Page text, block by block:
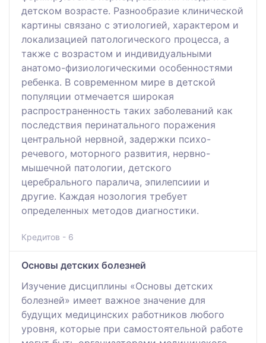
детском возрасте. Разнообразие клинической
картины связано с этиологией, характером и
локализацией патологического процесса, а
также с возрастом и индивидуальными
анатомо-физиологическими особенностями
ребенка. В современном мире в детской
популяции отмечается широкая
распространенность таких заболеваний как
последствия перинатального поражения
центральной нервной, задержки психо-
речевого, моторного развития, нервно-
мышечной патологии, детского
церебрального паралича, эпилепсиии и
другие. Каждая нозология требует
определенных методов диагностики.
Кредитов - 6
Основы детских болезней
Изучение дисциплины «Основы детских
болезней» имеет важное значение для
будущих медицинских работников любого
уровня, которые при самостоятельной работе